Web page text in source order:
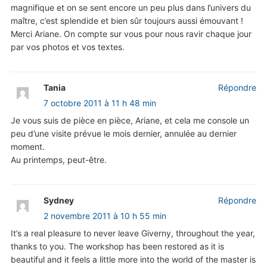
magnifique et on se sent encore un peu plus dans l’univers du
maître, c’est splendide et bien sûr toujours aussi émouvant !
Merci Ariane. On compte sur vous pour nous ravir chaque jour
par vos photos et vos textes.
Tania
7 octobre 2011 à 11 h 48 min
Je vous suis de pièce en pièce, Ariane, et cela me console un
peu d’une visite prévue le mois dernier, annulée au dernier
moment.
Au printemps, peut-être.
Répondre
Sydney
2 novembre 2011 à 10 h 55 min
It’s a real pleasure to never leave Giverny, throughout the year,
thanks to you. The workshop has been restored as it is
beautiful and it feels a little more into the world of the master is
Répondre